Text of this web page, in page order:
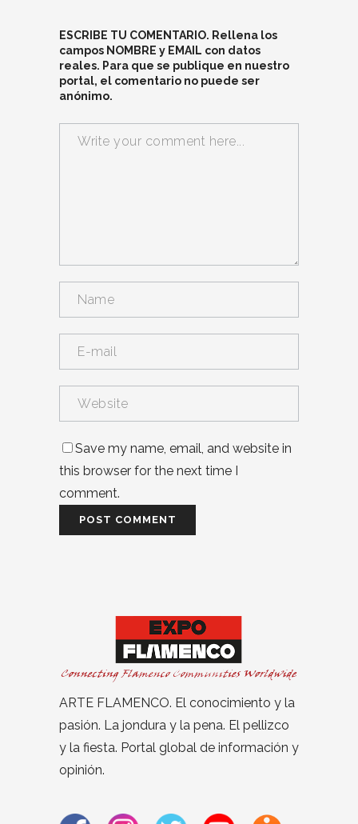
ESCRIBE TU COMENTARIO. Rellena los
campos NOMBRE y EMAIL con datos
reales. Para que se publique en nuestro
portal, el comentario no puede ser
anónimo.
Save my name, email, and website in
this browser for the next time I
comment.
ARTE FLAMENCO. El conocimiento y la
pasión. La jondura y la pena. El pellizco
y la fiesta. Portal global de información y
opinión.